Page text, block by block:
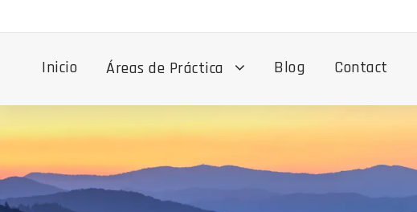
Inicio Áreas de Práctica Blog Contact